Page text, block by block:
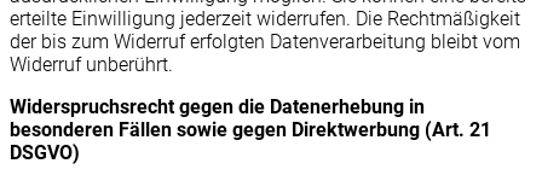
erteilte Einwilligung jederzeit widerrufen. Die Rechtmäßigkeit
der bis zum Widerruf erfolgten Datenverarbeitung bleibt vom
Widerruf unberührt.
Widerspruchsrecht gegen die Datenerhebung in
besonderen Fällen sowie gegen Direktwerbung (Art. 21
DSGVO)